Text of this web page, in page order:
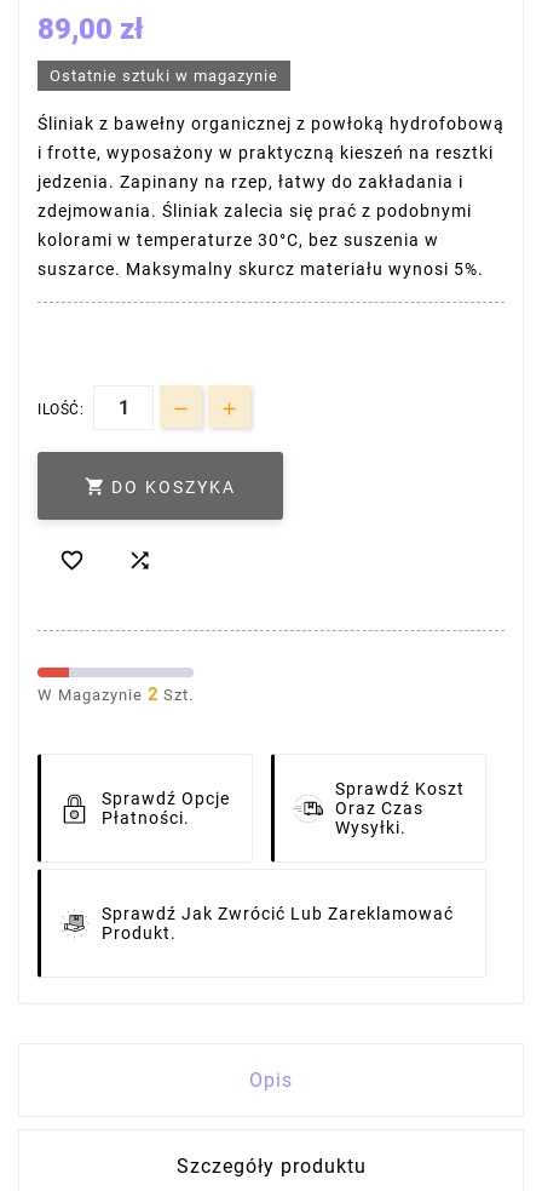
89,00 zł
Ostatnie sztuki w magazynie
Śliniak z bawełny organicznej z powłoką hydrofobową
i frotte, wyposażony w praktyczną kieszeń na resztki
jedzenia. Zapinany na rzep, łatwy do zakładania i
zdejmowania. Śliniak zalecia się prać z podobnymi
kolorami w temperaturze 30°C, bez suszenia w
suszarce. Maksymalny skurcz materiału wynosi 5%.
ILOŚĆ:
 DO KOSZYKA
 
W Magazynie 2 Szt.
Sprawdź Opcje
Płatności.
Sprawdź Koszt
Oraz Czas
Wysyłki.
Sprawdź Jak Zwrócić Lub Zareklamować
Produkt.
Opis
Szczegóły produktu